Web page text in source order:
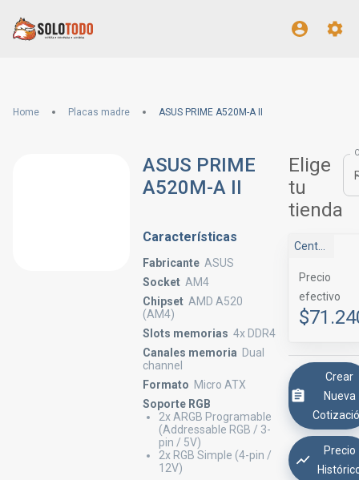
Home Placas madre ASUS PRIME A520M-A II
ASUS PRIME
A520M-A II
Características
Fabricante ASUS
Socket AM4
Chipset AMD A520
(AM4)
Slots memorias 4x DDR4
Canales memoria Dual
channel
Formato Micro ATX
Soporte RGB
2x ARGB Programable
(Addressable RGB / 3-
pin / 5V)
2x RGB Simple (4-pin /
12V)
Elige
tu
tienda
Central Gamer
Precio
efectivo
Crear
Nueva
Precio